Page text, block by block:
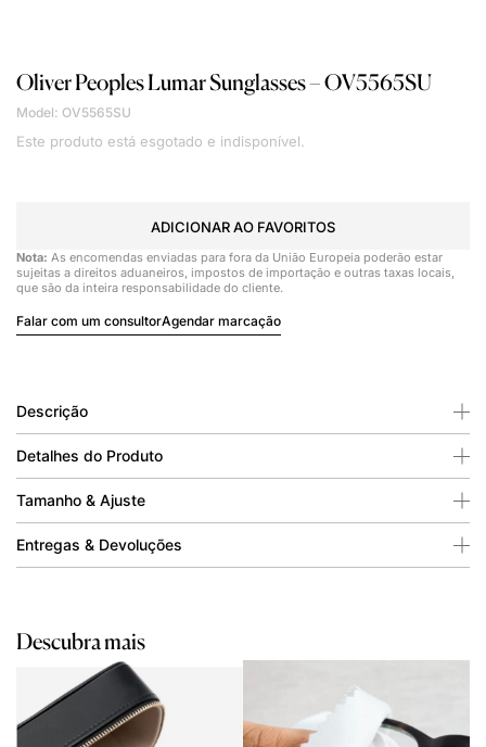
Oliver PeoplesLumar Sunglasses – OV5565SU
Model: OV5565SU
Este produto está esgotado e indisponível.
ADICIONAR AO FAVORITOS
Nota: As encomendas enviadas para fora da União Europeia poderão estar
sujeitas a direitos aduaneiros, impostos de importação e outras taxas locais,
que são da inteira responsabilidade do cliente.
Falar com um consultorAgendar marcação
Descrição
Detalhes do Produto
Tamanho & Ajuste
Entregas & Devoluções
Descubra mais